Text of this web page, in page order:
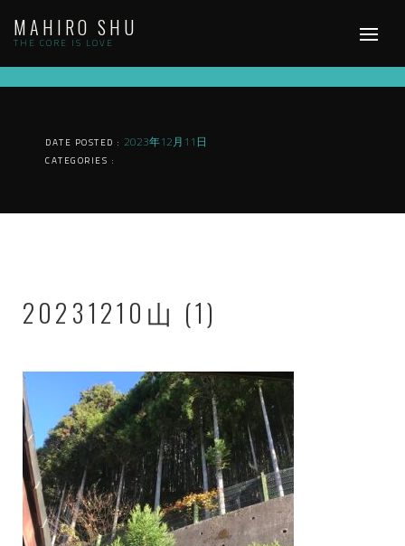
content
MAHIRO SHU
THE CORE IS LOVE
DATE POSTED : 2023年12月11日
CATEGORIES :
20231210山 (1)